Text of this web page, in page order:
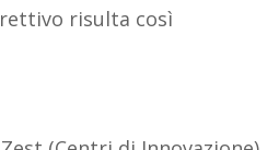
risulta così